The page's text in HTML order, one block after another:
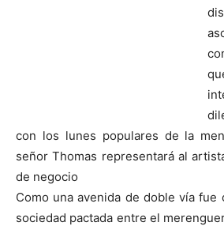
con los lunes populares de la
señor Thomas representará al
de negocio
Como una avenida de doble vía fue
sociedad pactada entre el